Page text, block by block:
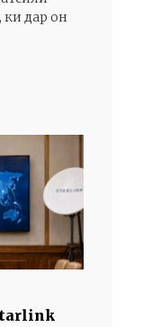
ки дар он